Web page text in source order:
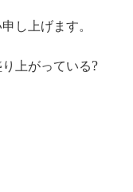
し上げます。
上がっている?